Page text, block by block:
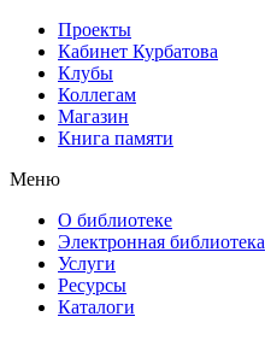
Проекты
Кабинет Курбатова
Клубы
Коллегам
Магазин
Книга памяти
Меню
О библиотеке
Электронная библиотека
Услуги
Ресурсы
Каталоги